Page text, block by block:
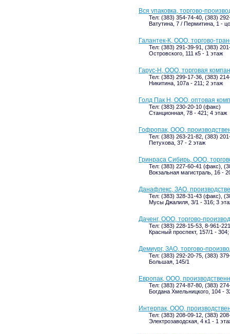
Вся упаковка, торгово-
Тел: (383) 354-74-40, (383)
Ватутина, 7 / Пермитина, 1 -
Галантек-К, ООО, торгово-
Тел: (383) 291-39-91, (383)
Островского, 111 к5 - 1 этаж
Гарус-Н, ООО, торговая
Тел: (383) 299-17-36, (383)
Никитина, 107а - 211; 2 этаж
Голд Пак Н, ООО, оптовая
Тел: (383) 230-20-10 (факс)
Станционная, 78 - 421; 4 этаж
Гофропак, ООО,
Тел: (383) 263-21-82, (383)
Петухова, 37 - 2 этаж
Гринраса Сибирь, ООО,
Тел: (383) 227-60-41 (факс),
Вокзальная магистраль, 16 -
Данафлекс, ЗАО,
Тел: (383) 328-31-43 (факс),
Мусы Джалиля, 3/1 - 316; 3
Даченг, ООО, торгово-
Тел: (383) 228-15-53, 8-961-
Красный проспект, 157/1 -
Демиург, ЗАО, торгово-
Тел: (383) 292-20-75, (383)
Большая, 145/1
Европак, ООО,
Тел: (383) 274-87-80, (383)
Богдана Хмельницкого, 104 -
Интерпак, ООО,
Тел: (383) 208-09-12, (383)
Электрозаводская, 4 к1 - 1